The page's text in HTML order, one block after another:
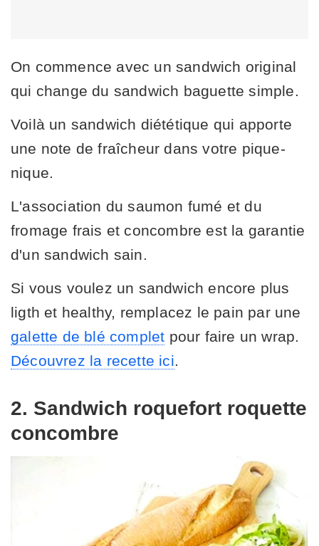
On commence avec un sandwich original
qui change du sandwich baguette simple.
Voilà un sandwich diététique qui apporte
une note de fraîcheur dans votre pique-
nique.
L'association du saumon fumé et du
fromage frais et concombre est la garantie
d'un sandwich sain.
Si vous voulez un sandwich encore plus
ligth et healthy, remplacez le pain par une
galette de blé complet pour faire un wrap.
Découvrez la recette ici
2. Sandwich roquefort roquette
concombre